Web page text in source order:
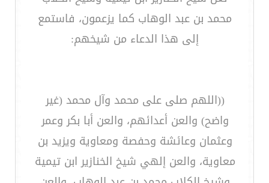
محمد بن عبد الوهاب كما يزعمون، فاستمع
إلى هذا الدعاء من شيخهم:
((اللهم صلى على محمد وآل محمد (غير
واضح) والعن أعدائهم، والعن أبا بكر وعمر
وعثمان وعائشة وحفصة ومعاوية ويزيد بن
معاوية، والعن إلهي شيخ الخنازير ابن تيمية